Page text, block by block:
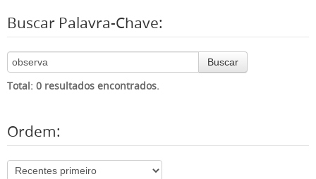
Buscar Palavra-Chave:
Buscar
Total: 0 resultados encontrados.
Ordem: